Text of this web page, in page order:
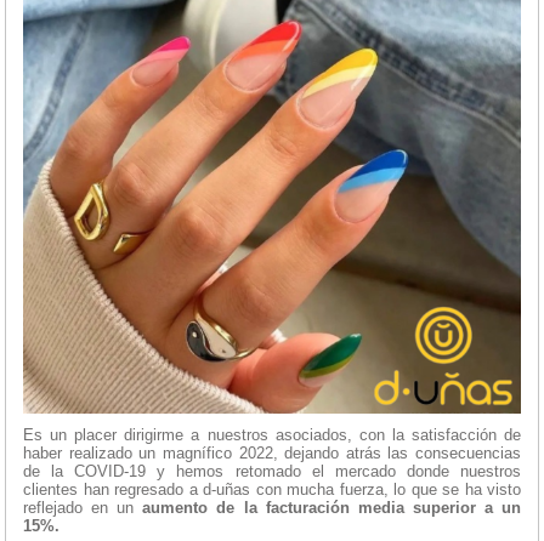
Es un placer dirigirme a nuestros asociados, con la satisfacción de
haber realizado un magnífico 2022, dejando atrás las consecuencias
de la COVID-19 y hemos retomado el mercado donde nuestros
clientes han regresado a d-uñas con mucha fuerza, lo que se ha visto
reflejado en unaumento de la facturación media superior a un
15%.